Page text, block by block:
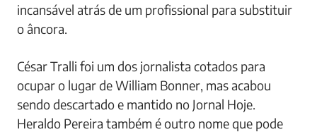
incansável atrás de um profissional para substituir
o âncora.
César Tralli foi um dos jornalista cotados para
ocupar o lugar de William Bonner, mas acabou
sendo descartado e mantido no Jornal Hoje.
Heraldo Pereira também é outro nome que pode